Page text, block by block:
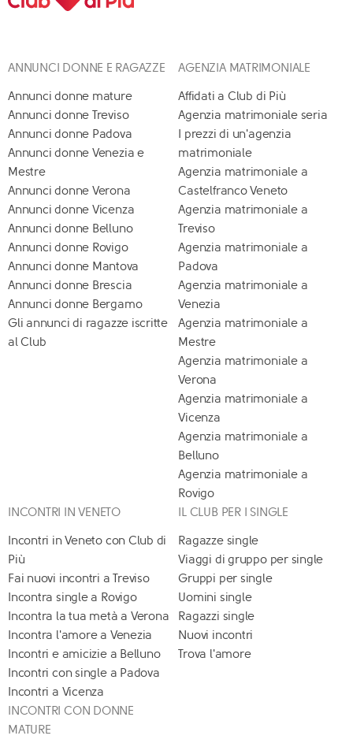
ANNUNCI DONNE E RAGAZZE
Annunci donne mature
Annunci donne Treviso
Annunci donne Padova
Annunci donne Venezia e
Mestre
Annunci donne Verona
Annunci donne Vicenza
Annunci donne Belluno
Annunci donne Rovigo
Annunci donne Mantova
Annunci donne Brescia
Annunci donne Bergamo
Gli annunci di ragazze iscritte
al Club
AGENZIA MATRIMONIALE
Affidati a Club di Più
Agenzia matrimoniale seria
I prezzi di un'agenzia
matrimoniale
Agenzia matrimoniale a
Castelfranco Veneto
Agenzia matrimoniale a
Treviso
Agenzia matrimoniale a
Padova
Agenzia matrimoniale a
Venezia
Agenzia matrimoniale a
Mestre
Agenzia matrimoniale a
Verona
Agenzia matrimoniale a
Vicenza
Agenzia matrimoniale a
Belluno
Agenzia matrimoniale a
Rovigo
INCONTRI IN VENETO
Incontri in Veneto con Club di
Più
Fai nuovi incontri a Treviso
Incontra single a Rovigo
Incontra la tua metà a Verona
Incontra l'amore a Venezia
Incontri e amicizie a Belluno
Incontri con single a Padova
Incontri a Vicenza
IL CLUB PER I SINGLE
Ragazze single
Viaggi di gruppo per single
Gruppi per single
Uomini single
Ragazzi single
Nuovi incontri
Trova l'amore
INCONTRI CON DONNE
MATURE